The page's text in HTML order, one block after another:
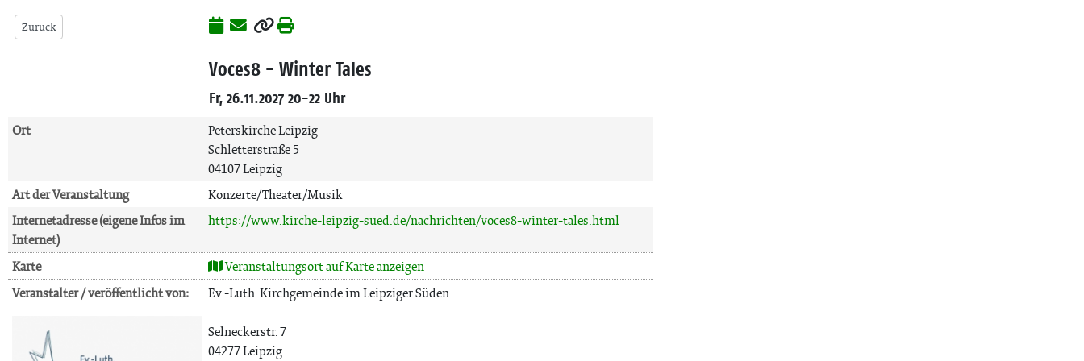
Zurück
Voces8 - Winter Tales
Fr, 26.11.2027 20-22 Uhr
Ort
Peterskirche Leipzig
Schletterstraße 5
04107 Leipzig
Art der Veranstaltung
Konzerte/Theater/Musik
Internetadresse (eigene Infos im
Internet)
https://www.kirche-leipzig-sued.de/nachrichten/voces8-winter-tales.html
Karte
Veranstaltungsort auf Karte anzeigen
Veranstalter / veröffentlicht von:
Ev.-Luth. Kirchgemeinde im Leipziger Süden
Selneckerstr. 7
04277 Leipzig